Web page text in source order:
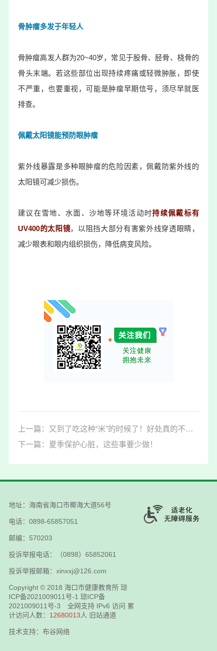
骨肿瘤多发于年轻人
骨肿瘤高发人群为20~40岁，常见于股骨、胫骨、桡骨的
骨头末端。若这些部位出现持续疼痛或轻微肿胀，即使
不严重，也要重视，可能是肿瘤早期信号，须尽早就医
排查。
佩戴太阳镜能预防眼肿瘤
紫外线暴露是多种眼肿瘤的危险因素，佩戴防紫外线的
太阳镜可减少损伤。
建议在雪地、水面、沙地等环境活动时持续佩戴标有
UV400的太阳镜，以阻挡大部分有害紫外线穿透眼睛，
减少眼表和眼内组织损伤，降低病变风险。
上一篇：又到了吃这种“米”的时候了！好处真的不止一个（尤其是这两类人！）
下一篇：夏季保护心脏，这些事要少做！
地址：海南省海口市椰海大道56号
电话：0898-65857051
邮编：570203
投诉举报电话：（0898）65852061
投诉举报邮箱：xinxxj@126.com
Copyright © 2018 海口市健康教育所 琼
ICP备2021009011号-1 琼ICP备
2021009011号-3 全网支持 IPv6 访问 累
计访问人数： 12680013人 旧站通道
技术支持：布谷网络